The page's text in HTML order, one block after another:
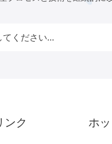
ンク ホ